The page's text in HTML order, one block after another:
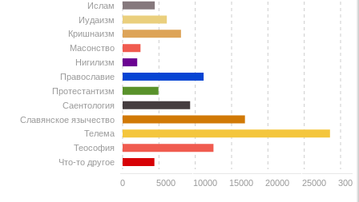
Что-то другое
Теософия
Телема
Славянское язычество
Саентология
Протестантизм
Православие
Нигилизм
Масонство
Кришнаизм
Иудаизм
Ислам
0 5000 10000 15000 20000 25000